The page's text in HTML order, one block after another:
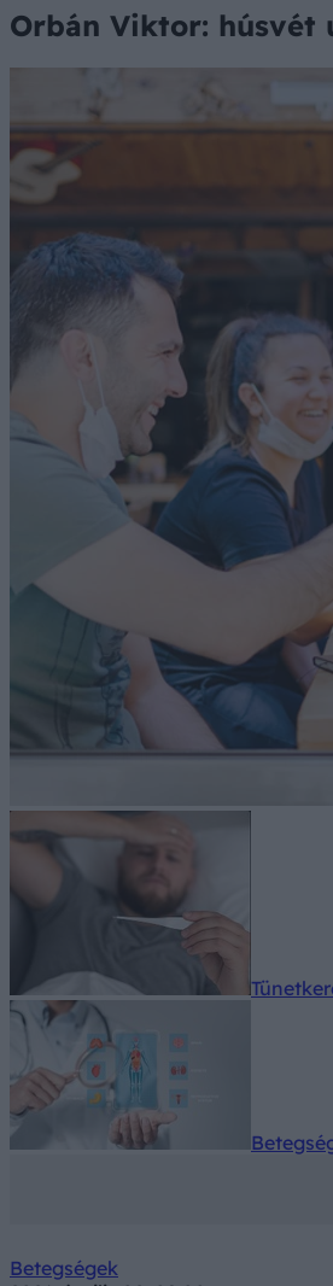
Orbán Viktor: húsvét
Betegségek